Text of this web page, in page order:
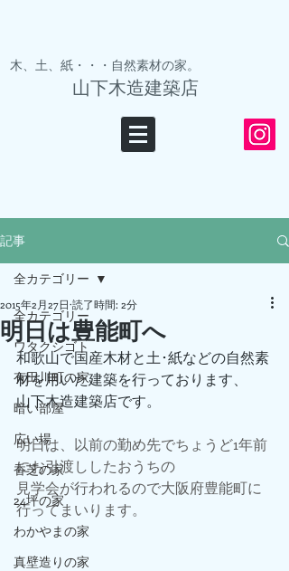
木、土、紙・・・自然素材の家。
山下木造建築店
記事
全カテゴリー
ワタクシゴト
有田川町の家
暗い部屋
広い場
香芝の家
24坪の家
わかやまの家
真壁造りの家
全カテゴリー
明日は豊能町へ
2015年2月27日 読了時間: 2分
和歌山で国産木材と土･紙などの自然素
材を用いた建築を行っております、
山下木造建築店です。
明日は、以前の勤め先でちょうど1年前
にお引渡ししたおうちの
見学会が行われるので大阪府豊能町に
行ってまいります。